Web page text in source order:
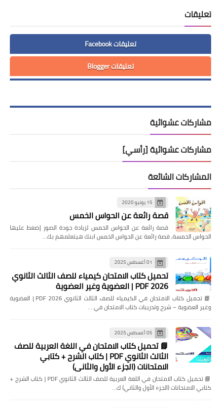
تعليقات
تعليقات Facebook
تعليقات Blogger
مشاركات عشوائية
مشاركات عشوائية [رأسي]
المشاركات الشائعة
15 يونيو 2020
قصة رائعة عن الحواس الخمس
قصة رائعة عن الحواس الخمس لزيادة جودة الصور إضغط عليها
الحواس الخمسة, قصة رائعة عن الحواس الخمس ابنك هيتعلمهم بك…
01 أغسطس 2025
تحميل كتاب الامتحان كيمياء للصف الثالث الثانوي
2026 PDF | العضوية وغير العضوية
📘 تحميل كتاب الامتحان في الكيمياء للصف الثالث الثانوي 2026 PDF | العضوية
وغير العضوية – شرح وتدريبات كتاب الامتحان في …
05 أغسطس 2025
📘 تحميل كتاب الامتحان في اللغة العربية للصف
الثالث الثانوي PDF | كتاب الشرح + كتابي
الامتحانات (الجزء الأول والثاني)
📘 تحميل كتاب الامتحان في اللغة العربية للصف الثالث الثانوي PDF | كتاب الشرح +
كتابي الامتحانات (الجزء الأول والثاني) ك…